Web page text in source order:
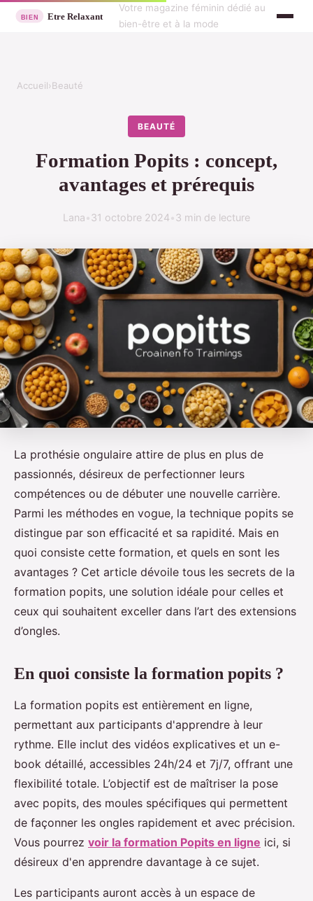
Votre magazine féminin dédié au
bien-être et à la mode
Accueil›Beauté
BEAUTÉ
Formation Popits : concept,
avantages et prérequis
Lana 31 octobre 2024 3 min de lecture
La prothésie ongulaire attire de plus en plus de
passionnés, désireux de perfectionner leurs
compétences ou de débuter une nouvelle carrière.
Parmi les méthodes en vogue, la technique popits se
distingue par son efficacité et sa rapidité. Mais en
quoi consiste cette formation, et quels en sont les
avantages ? Cet article dévoile tous les secrets de la
formation popits, une solution idéale pour celles et
ceux qui souhaitent exceller dans l’art des extensions
d’ongles.
En quoi consiste la formation popits ?
La formation popits est entièrement en ligne,
permettant aux participants d'apprendre à leur
rythme. Elle inclut des vidéos explicatives et un e-
book détaillé, accessibles 24h/24 et 7j/7, offrant une
flexibilité totale. L’objectif est de maîtriser la pose
avec popits, des moules spécifiques qui permettent
de façonner les ongles rapidement et avec précision.
Vous pourrez voir la formation Popits en ligne ici, si
désireux d'en apprendre davantage à ce sujet.
Les participants auront accès à un espace de